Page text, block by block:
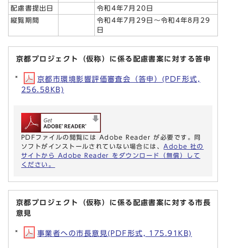
配慮書提出日
令和4年7月20日
縦覧期間
令和4年7月29日～令和4年8月29
日
京都プロジェクト（仮称）に係る配慮書案に対する答申
京都市環境影響評価審査会（答申）(PDF形式,
256.58KB)
PDFファイルの閲覧には Adobe Reader が必要です。同
ソフトがインストールされていない場合には、 Adobe 社の
サイトから Adobe Reader をダウンロード（無償）して
ください。
京都プロジェクト（仮称）に係る配慮書案に対する市長
意見
事業者への市長意見(PDF形式, 175.91KB)